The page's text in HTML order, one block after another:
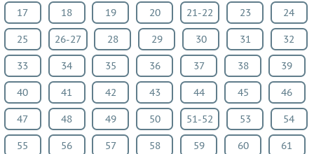
язык
Французский
язык
Биология
История
Информатика
ОБЖ
География
17 18 19 20 21-22 23 24
25 26-27 28 29 30 31 32
33 34 35 36 37 38 39
40 41 42 43 44 45 46
47 48 49 50 51-52 53 54
55 56 57 58 59 60 61